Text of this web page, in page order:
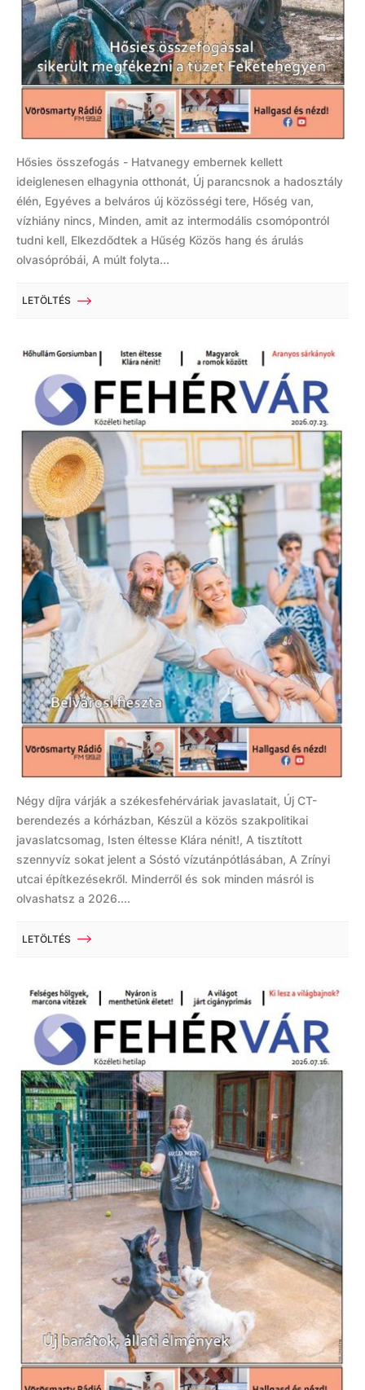
Hősies összefogás - Hatvanegy embernek kellett
ideiglenesen elhagynia otthonát, Új parancsnok a hadosztály
élén, Egyéves a belváros új közösségi tere, Hőség van,
vízhiány nincs, Minden, amit az intermodális csomópontról
tudni kell, Elkezdődtek a Hűség Közös hang és árulás
olvasópróbái, A múlt folyta...
LETÖLTÉS
Négy díjra várják a székesfehérváriak javaslatait, Új CT-
berendezés a kórházban, Készül a közös szakpolitikai
javaslatcsomag, Isten éltesse Klára nénit!, A tisztított
szennyvíz sokat jelent a Sóstó vízutánpótlásában, A Zrínyi
utcai építkezésekről. Minderről és sok minden másról is
olvashatsz a 2026....
LETÖLTÉS